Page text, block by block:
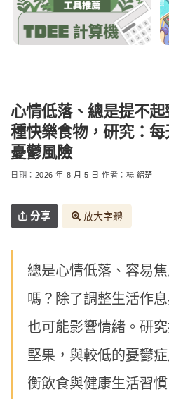
心情低落、總是提不
種快樂食物，研究：
憂鬱風險
日期： 2026 年 8 月 5 日 作者： 楊 紹楚
分享 放大字體
總是心情低落、容易
嗎？除了調整生活作
也可能影響情緒。研
堅果，與較低的憂鬱
衡飲食與健康生活習